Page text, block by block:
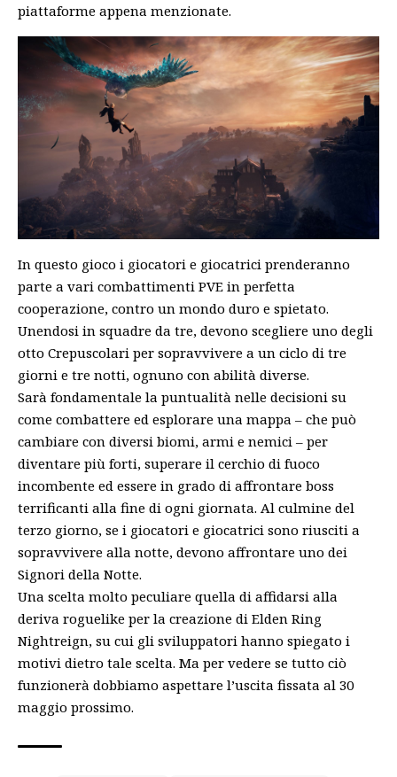
piattaforme appena menzionate.
In questo gioco i giocatori e giocatrici prenderanno
parte a vari combattimenti PVE in perfetta
cooperazione, contro un mondo duro e spietato.
Unendosi in squadre da tre, devono scegliere uno degli
otto Crepuscolari per sopravvivere a un ciclo di tre
giorni e tre notti, ognuno con abilità diverse.
Sarà fondamentale la puntualità nelle decisioni su
come combattere ed esplorare una mappa – che può
cambiare con diversi biomi, armi e nemici – per
diventare più forti, superare il cerchio di fuoco
incombente ed essere in grado di affrontare boss
terrificanti alla fine di ogni giornata. Al culmine del
terzo giorno, se i giocatori e giocatrici sono riusciti a
sopravvivere alla notte, devono affrontare uno dei
Signori della Notte.
Una scelta molto peculiare quella di affidarsi alla
deriva roguelike per la creazione di Elden Ring
Nightreign, su cui gli sviluppatori hanno spiegato i
motivi dietro tale scelta. Ma per vedere se tutto ciò
funzionerà dobbiamo aspettare l’uscita fissata al 30
maggio prossimo.